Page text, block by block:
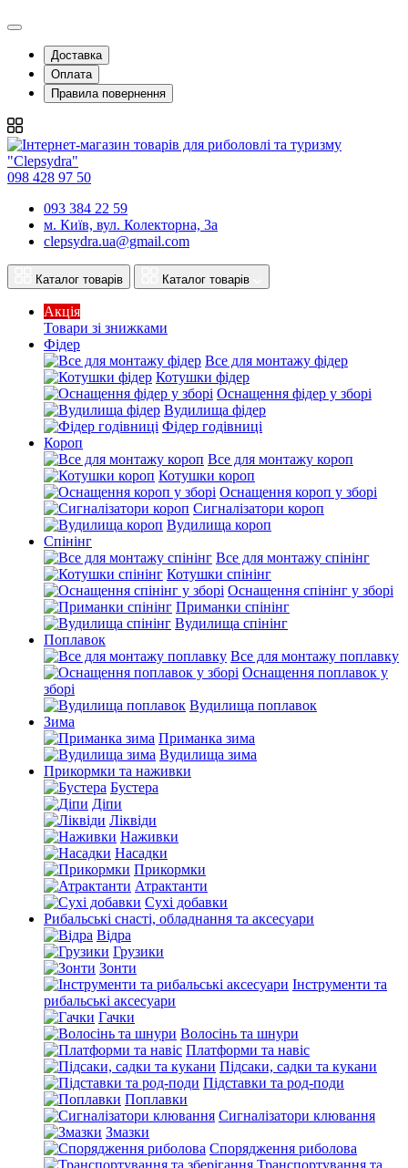
Доставка
Оплата
Правила повернення
098 428 97 50
093 384 22 59
м. Київ, вул. Колекторна, 3а
clepsydra.ua@gmail.com
Каталог товарів Каталог товарів
Акція
Товари зі знижками
Фідер
Все для монтажу фідер
Котушки фідер
Оснащення фідер у зборі
Вудилища фідер
Фідер годівниці
Короп
Все для монтажу короп
Котушки короп
Оснащення короп у зборі
Сигналізатори короп
Вудилища короп
Спінінг
Все для монтажу спінінг
Котушки спінінг
Оснащення спінінг у зборі
Приманки спінінг
Вудилища спінінг
Поплавок
Все для монтажу поплавку
Оснащення поплавок у
зборі
Вудилища поплавок
Зима
Приманка зима
Вудилища зима
Прикормки та наживки
Бустера
Діпи
Ліквіди
Наживки
Насадки
Прикормки
Атрактанти
Сухі добавки
Рибальські снасті, обладнання та аксесуари
Відра
Грузики
Зонти
Інструменти та
рибальські аксесуари
Гачки
Волосінь та шнури
Платформи та навіс
Підсаки, садки та кукани
Підставки та род-поди
Поплавки
Сигналізатори клювання
Змазки
Спорядження риболова
Транспортування та